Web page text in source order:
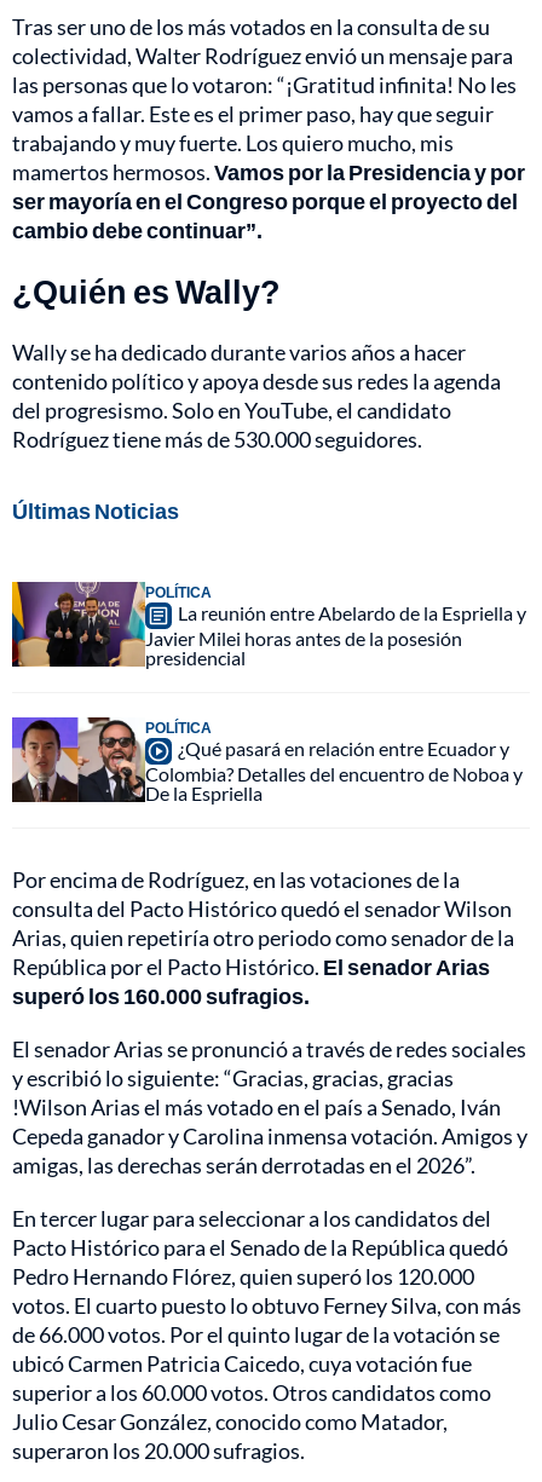
Tras ser uno de los más votados en la consulta de su
colectividad, Walter Rodríguez envió un mensaje para
las personas que lo votaron: “¡Gratitud infinita! No les
vamos a fallar. Este es el primer paso, hay que seguir
trabajando y muy fuerte. Los quiero mucho, mis
mamertos hermosos.Vamos por la Presidencia y por
ser mayoría en el Congreso porque el proyecto del
cambio debe continuar”.
¿Quién es Wally?
Wally se ha dedicado durante varios años a hacer
contenido político y apoya desde sus redes la agenda
del progresismo. Solo en YouTube, el candidato
Rodríguez tiene más de 530.000 seguidores.
Últimas Noticias
POLÍTICA
La reunión entre Abelardo de la Espriella y
Javier Milei horas antes de la posesión
presidencial
POLÍTICA
¿Qué pasará en relación entre Ecuador y
Colombia? Detalles del encuentro de Noboa y
De la Espriella
Por encima de Rodríguez, en las votaciones de la
consulta del Pacto Histórico quedó el senador Wilson
Arias, quien repetiría otro periodo como senador de la
República por el Pacto Histórico. El senador Arias
superó los 160.000 sufragios.
El senador Arias se pronunció a través de redes sociales
y escribió lo siguiente: “Gracias, gracias, gracias
!Wilson Arias el más votado en el país a Senado, Iván
Cepeda ganador y Carolina inmensa votación. Amigos y
amigas, las derechas serán derrotadas en el 2026”.
En tercer lugar para seleccionar a los candidatos del
Pacto Histórico para el Senado de la República quedó
Pedro Hernando Flórez, quien superó los 120.000
votos. El cuarto puesto lo obtuvo Ferney Silva, con más
de 66.000 votos. Por el quinto lugar de la votación se
ubicó Carmen Patricia Caicedo, cuya votación fue
superior a los 60.000 votos. Otros candidatos como
Julio Cesar González, conocido como Matador,
superaron los 20.000 sufragios.